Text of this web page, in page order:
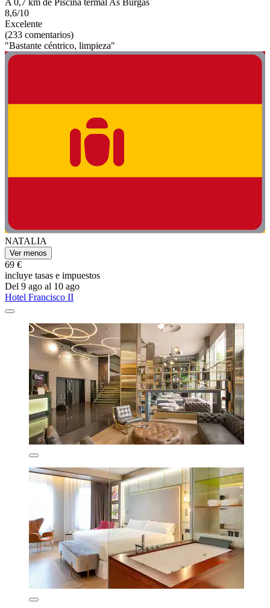
8,6/10
Excelente
(233 comentarios)
"Bastante céntrico, limpieza"
NATALIA
Ver menos
69 €
incluye tasas e impuestos
Del 9 ago al 10 ago
Hotel Francisco II